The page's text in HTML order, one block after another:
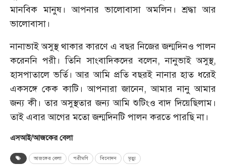
মানবিক মানুষ। আপনার ভালোবাসা অমলিন। শ্রদ্ধা আর
ভালোবাসা।
নানাভাই অসুস্থ থাকার কারণে এ বছর নিজের জন্মদিনও পালন
করেননি পরী। তিনি সাংবাদিকদের বলেন, নানুভাই অসুস্থ,
হাসপাতালে ভর্তি। আর আমি প্রতি বছরই নানার হাত ধরেই
একসঙ্গে কেক কাটি। আপনারা জানেন, আমার নানু আমার
জন্য কী। তার অসুস্থতার জন্য আমি শুটিংও বাদ দিয়েছিলাম।
তাই এবার আগের মতো জন্মদিনটি পালন করতে পারছি না।
এসআই/আজকের বেলা
আজকের বেলা পরীমণি বিনোদন মৃত্যু